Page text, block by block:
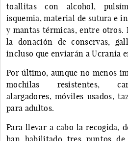
toallitas con alcohol,
isquemia, material de sutura e
y mantas térmicas, entre
la donación de conservas,
incluso que enviarán a Ucrania
Por último, aunque no menos
mochilas resistentes,
alargadores, móviles usados,
para adultos.
Para llevar a cabo la recogida,
han habilitado tres puntos